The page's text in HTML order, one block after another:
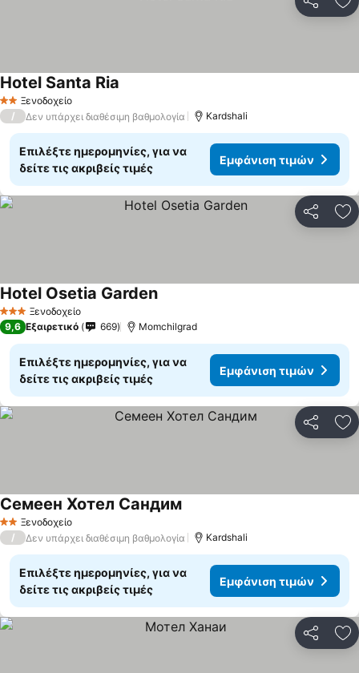
2 ΑστέριαΞενοδοχείο
Hotel Santa Ria
/ Δεν υπάρχει διαθέσιμη βαθμολογία Kardshali
Επιλέξτε ημερομηνίες, για να
δείτε τις ακριβείς τιμές
Εμφάνιση τιμών
3 ΑστέριαΞενοδοχείο
Hotel Osetia Garden
9,6 Εξαιρετικό 669 Momchilgrad
Επιλέξτε ημερομηνίες, για να
δείτε τις ακριβείς τιμές
Εμφάνιση τιμών
2 ΑστέριαΞενοδοχείο
Семеен Хотел Сандим
/ Δεν υπάρχει διαθέσιμη βαθμολογία Kardshali
Επιλέξτε ημερομηνίες, για να
δείτε τις ακριβείς τιμές
Εμφάνιση τιμών